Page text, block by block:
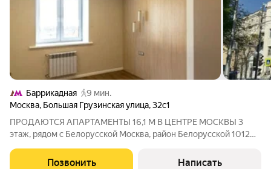
Баррикадная
9 мин.
Москва, Большая Грузинская улица,32с1
ПРОДАЮТСЯ АПАРТАМЕНТЫ 16,1 М В ЦЕНТРЕ МОСКВЫ 3
этаж, рядом с Белорусской Москва, район Белорусской 1012
студия в двух шагах от Садового кольца. Въезжайте и живите
Позвонить Написать